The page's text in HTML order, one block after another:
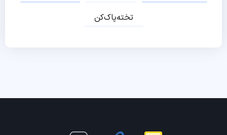
تخته‌پاک‌کن